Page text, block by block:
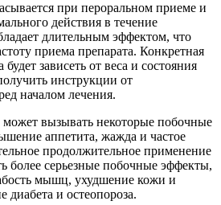
при пероральном приеме и
действия в течение
длительным эффектом, что
приема препарата. Конкретная
зависеть от веса и состояния
инструкции от
началом лечения.
вызывать некоторые побочные
аппетита, жажда и частое
продолжительное применение
более серьезные побочные эффекты,
мышц, ухудшение кожи и
диабета и остеопороза.